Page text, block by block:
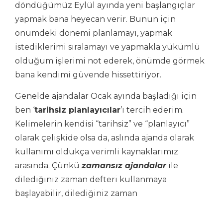
döndüğümüz Eylül ayında yeni başlangıçlar
yapmak bana heyecan verir. Bunun için
önümdeki dönemi planlamayı, yapmak
istediklerimi sıralamayı ve yapmakla yükümlü
olduğum işlerimi not ederek, önümde görmek
bana kendimi güvende hissettiriyor.
Genelde ajandalar Ocak ayında başladığı için
ben ‘tarihsiz planlayıcılar’ı tercih ederim.
Kelimelerin kendisi “tarihsiz” ve “planlayıcı”
olarak çelişkide olsa da, aslında ajanda olarak
kullanımı oldukça verimli kaynaklarımız
arasında. Çünküzamansız ajandalarile
dilediğiniz zaman defteri kullanmaya
başlayabilir, dilediğiniz zaman